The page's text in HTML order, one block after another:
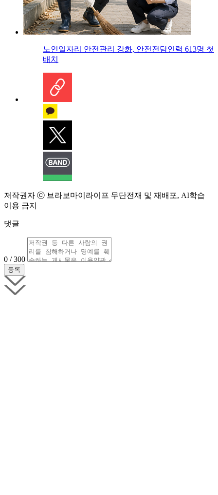
노인일자리 안전관리 강화, 안전전담인력 613명 첫
배치
저작권자 ⓒ 브라보마이라이프 무단전재 및 재배포, AI학습
이용 금지
댓글
0 / 300